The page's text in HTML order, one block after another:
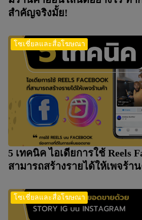
สำคัญจริงมั้ย!
โซเชี่ยลและสื่อโฆษณา
5 เทคนิค ไอเดียการใช้ Reels
สามารถสร้างรายได้ให้เพจร้า
โซเชี่ยลและสื่อโฆษณา